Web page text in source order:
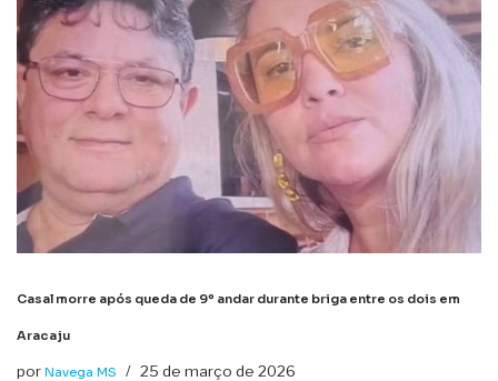
Casal morre após queda de 9º andar durante briga entre os dois em
Aracaju
por Navega MS 25 de março de 2026